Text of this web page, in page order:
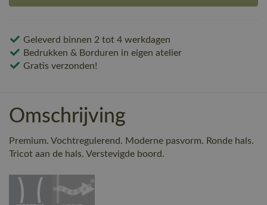
Geleverd binnen 2 tot 4 werkdagen
Bedrukken & Borduren in eigen atelier
Gratis verzonden!
Omschrijving
Premium. Vochtregulerend. Moderne pasvorm. Ronde hals.
Tricot aan de hals. Verstevigde boord.